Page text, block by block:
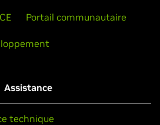
Portail communautaire
Assistance
technique